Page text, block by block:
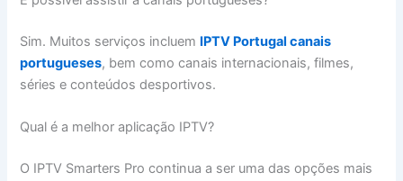
Sim. Muitos serviços incluem IPTV Portugal canais
portugueses, bem como canais internacionais, filmes,
séries e conteúdos desportivos.
Qual é a melhor aplicação IPTV?
O IPTV Smarters Pro continua a ser uma das opções mais